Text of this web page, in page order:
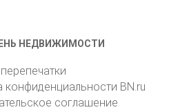
НЕДВИЖИМОСТИ
конфиденциальности BN.ru
соглашение